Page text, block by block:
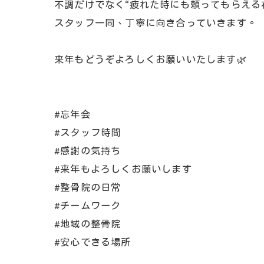
不調だけでなく“疲れた時にも頼ってもらえる
スタッフ一同、丁寧に向き合っていきます。
来年もどうぞよろしくお願いいたします🌿
#忘年会
#スタッフ時間
#感謝の気持ち
#来年もよろしくお願いします
#整骨院の日常
#チームワーク
#地域の整骨院
#安心できる場所